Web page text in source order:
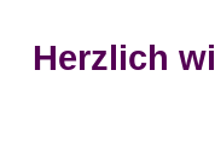
Herzlich